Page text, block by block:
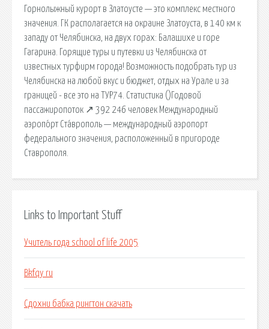
Горнолыжный курорт в Златоусте — это комплекс местного
значения. ГК располагается на окраине Златоуста, в 140 км к
западу от Челябинска, на двух горах: Балашихе и горе
Гагарина. Горящие туры и путевки из Челябинска от
известных турфирм города! Возможность подобрать тур из
Челябинска на любой вкус и бюджет, отдых на Урале и за
границей - все это на ТУР74. Статистика ()Годовой
пассажиропоток ↗ 392 246 человек Международный
аэропо́рт Ста́врополь — международный аэропорт
федерального значения, расположенный в пригороде
Ставрополя.
Links to Important Stuff
Учитель года school of life 2005
Bkfqy ru
Сдохни бабка рингтон скачать